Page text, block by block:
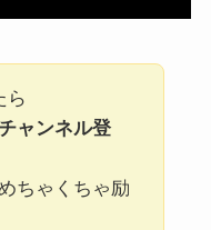
ら
ャンネル登
ちゃくちゃ励